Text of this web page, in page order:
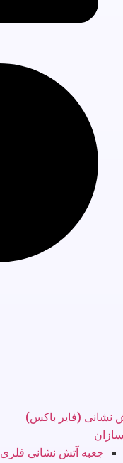
نشانی (فایر باکس)
جعبه آتش نشانی فلزی